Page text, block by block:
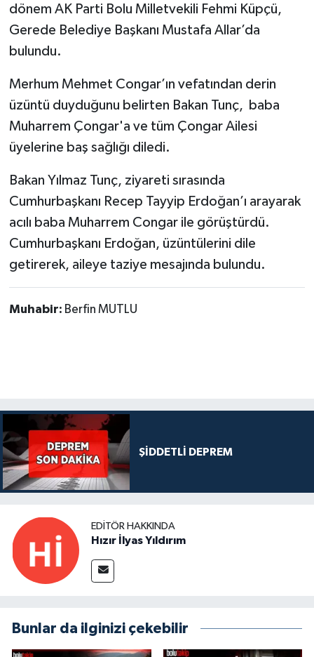
dönem AK Parti Bolu Milletvekili Fehmi Küpçü,
Gerede Belediye Başkanı Mustafa Allar’da
bulundu.
Merhum Mehmet Congar’ın vefatından derin
üzüntü duyduğunu belirten Bakan Tunç, baba
Muharrem Çongar'a ve tüm Çongar Ailesi
üyelerine baş sağlığı diledi.
Bakan Yılmaz Tunç, ziyareti sırasında
Cumhurbaşkanı Recep Tayyip Erdoğan’ı arayarak
acılı baba Muharrem Congar ile görüştürdü.
Cumhurbaşkanı Erdoğan, üzüntülerini dile
getirerek, aileye taziye mesajında bulundu.
Muhabir: Berfin MUTLU
ŞİDDETLİ DEPREM
EDITÖR HAKKINDA
Hızır İlyas Yıldırım
Bunlar da ilginizi çekebilir